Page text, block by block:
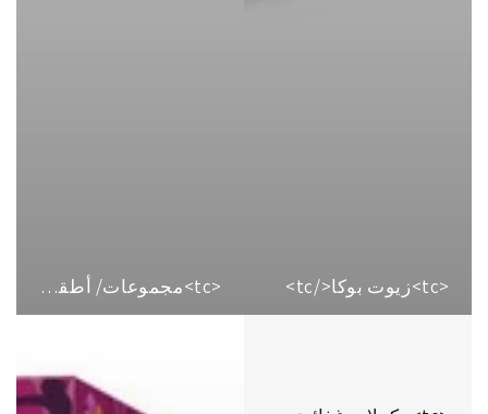
<tc>زيوت بوكا</tc> <tc>مجموعات/ أطقم</tc>